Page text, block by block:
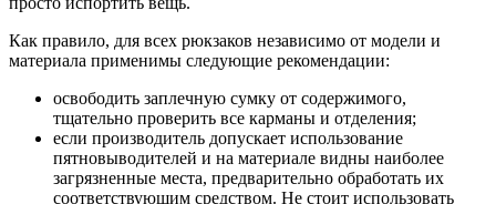
Как правило, для всех рюкзаков независимо от модели и
материала применимы следующие рекомендации:
освободить заплечную сумку от содержимого,
тщательно проверить все карманы и отделения;
если производитель допускает использование
пятновыводителей и на материале видны наиболее
загрязненные места, предварительно обработать их
соответствующим средством. Не стоит использовать